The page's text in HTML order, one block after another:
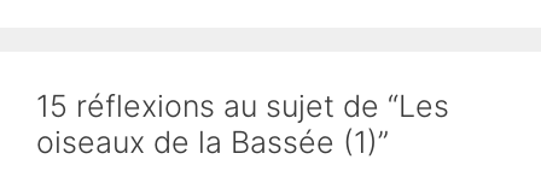
15 réflexions au sujet de “Les
oiseaux de la Bassée (1)”